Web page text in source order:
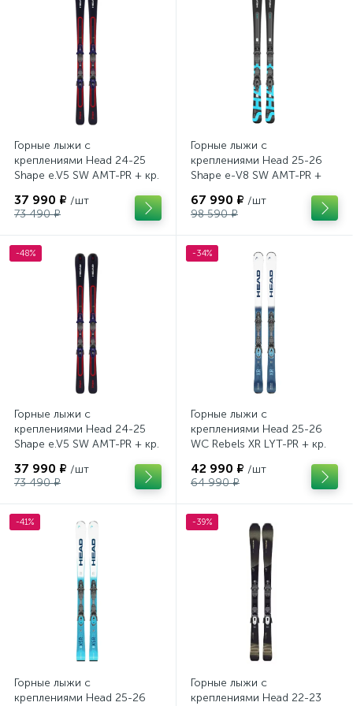
Горные лыжи с
креплениями Head 24-25
Shape e.V5 SW AMT-PR + кр.
37 990 ₽ /шт
73 490 ₽
Горные лыжи с
креплениями Head 25-26
Shape e-V8 SW AMT-PR +
67 990 ₽ /шт
98 590 ₽
-48%
Горные лыжи с
креплениями Head 24-25
Shape e.V5 SW AMT-PR + кр.
37 990 ₽ /шт
73 490 ₽
-34%
Горные лыжи с
креплениями Head 25-26
WC Rebels XR LYT-PR + кр.
42 990 ₽ /шт
64 990 ₽
-41%
Горные лыжи с
креплениями Head 25-26
-39%
Горные лыжи с
креплениями Head 22-23